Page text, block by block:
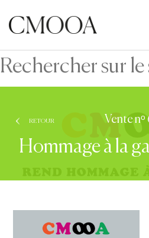
contenu
principal
RETOUR Vente nᵒ
Hommage à la